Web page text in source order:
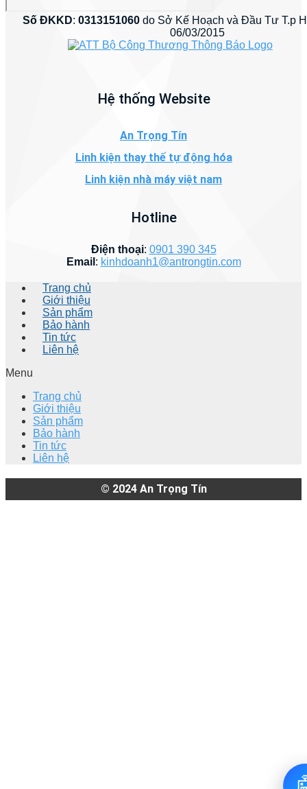
Số ĐKKD:0313151060 do Sở Kế Hoạch và Đầu Tư T.p
06/03/2015
Hệ thống Website
An Trọng Tín
Linh kiện thay thế tự động hóa
Linh kiện nhà máy việt nam
Hotline
Điện thoại: 0901 390 345
Email : kinhdoanh1@antrongtin.com
Trang chủ
Giới thiệu
Sản phẩm
Bảo hành
Tin tức
Liên hệ
Menu
Trang chủ
Giới thiệu
Sản phẩm
Bảo hành
Tin tức
Liên hệ
© 2024 An Trọng Tín